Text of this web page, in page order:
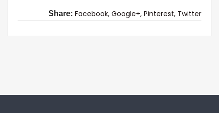
Share: Facebook, Google+, Pinterest, Twitter